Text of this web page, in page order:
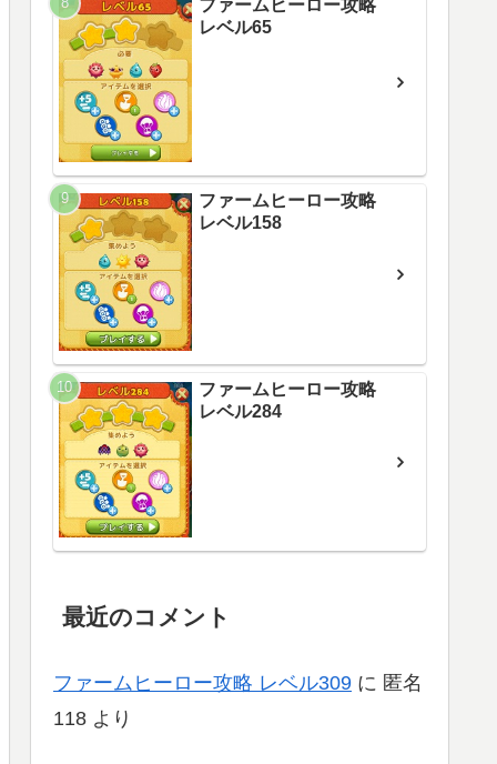
ファームヒーロー攻略
レベル65
ファームヒーロー攻略
レベル158
ファームヒーロー攻略
レベル284
最近のコメント
ファームヒーロー攻略 レベル309 に 匿名
118 より